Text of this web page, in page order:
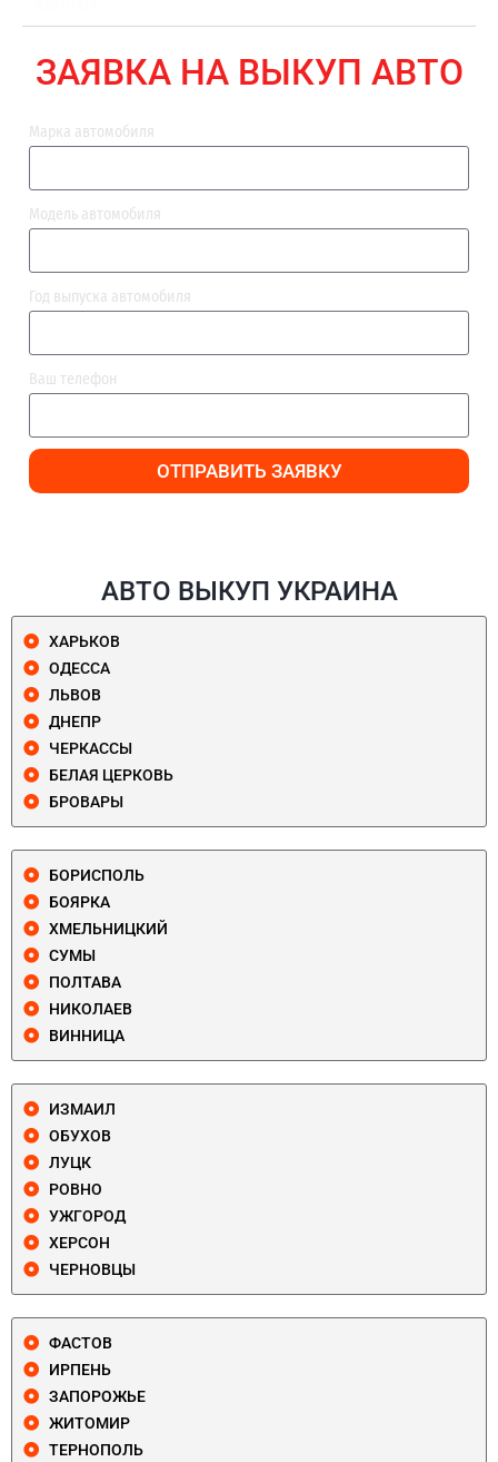
ЗАЯВКА НА ВЫКУП АВТО
Марка автомобиля
Модель автомобиля
Год выпуска автомобиля
Ваш телефон
ОТПРАВИТЬ ЗАЯВКУ
АВТО ВЫКУП УКРАИНА
ХАРЬКОВ
ОДЕССА
ЛЬВОВ
ДНЕПР
ЧЕРКАССЫ
БЕЛАЯ ЦЕРКОВЬ
БРОВАРЫ
БОРИСПОЛЬ
БОЯРКА
ХМЕЛЬНИЦКИЙ
СУМЫ
ПОЛТАВА
НИКОЛАЕВ
ВИННИЦА
ИЗМАИЛ
ОБУХОВ
ЛУЦК
РОВНО
УЖГОРОД
ХЕРСОН
ЧЕРНОВЦЫ
ФАСТОВ
ИРПЕНЬ
ЗАПОРОЖЬЕ
ЖИТОМИР
ТЕРНОПОЛЬ